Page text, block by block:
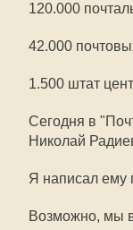
120.000
42.000
1.500 штат
Сегодня в
Николай
Я написал ему
Возможно, мы